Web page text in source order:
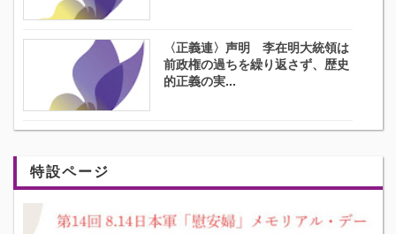
〈正義連〉声明 李在明大統領は
前政権の過ちを繰り返さず、歴史
的正義の実...
特設ページ